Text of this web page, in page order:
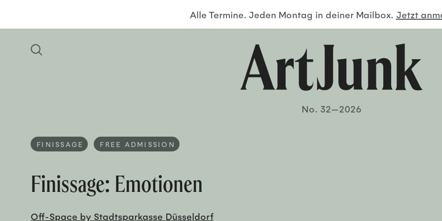
Alle Termine. Jeden Montag in deiner Mailbox. Jetzt
No. 32—2026
FINISSAGE FREE ADMISSION
Finissage: Emotionen
Off-Space by Stadtsparkasse Düsseldorf